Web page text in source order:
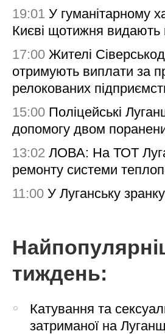
19:01 У гуманітарному
Києві щотижня видають
17:00 Жителі
отримують виплати за
релокованих
15:00 Поліцейські
допомогу двом
13:02 ЛОВА: На ТОТ
ремонту системи
11:00 У Луганську
тиждень:
Катування та
затриманої на